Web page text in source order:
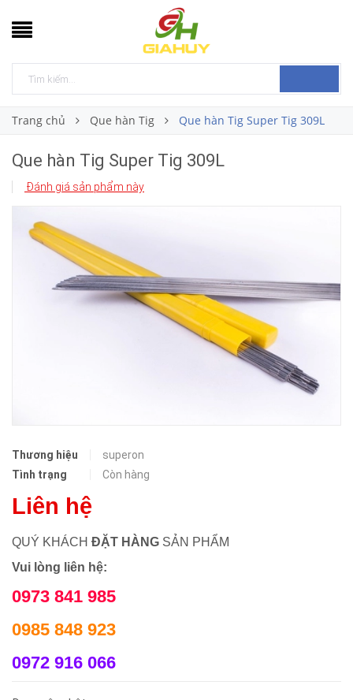
Trang chủ Que hàn Tig Que hàn Tig Super Tig 309L
Que hàn Tig Super Tig 309L
Đánh giá sản phẩm này
Thương hiệu
superon
Tình trạng
Còn hàng
Liên hệ
QUÝ KHÁCH ĐẶT HÀNG SẢN PHẨM
Vui lòng liên hệ:
0973 841 985
0985 848 923
0972 916 066